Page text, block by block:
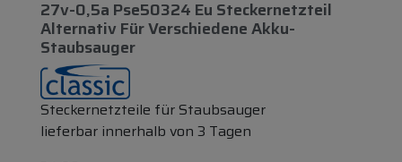
27v-0,5a Pse50324 Eu Steckernetzteil
Alternativ Für Verschiedene Akku-
Staubsauger
Steckernetzteile für Staubsauger
lieferbar innerhalb von 3 Tagen